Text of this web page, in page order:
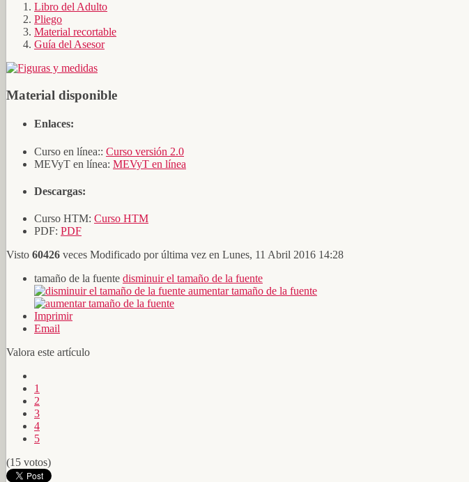
Libro del Adulto
Pliego
Material recortable
Guía del Asesor
Material disponible
Enlaces:
Curso en línea:: Curso versión 2.0
MEVyT en línea: MEVyT en línea
Descargas:
Curso HTM: Curso HTM
PDF: PDF
Visto 60426 veces Modificado por última vez en Lunes, 11 Abril 2016 14:28
tamaño de la fuente disminuir el tamaño de la fuente
aumentar tamaño de la fuente
Imprimir
Email
Valora este artículo
1
2
3
4
5
(15 votos)